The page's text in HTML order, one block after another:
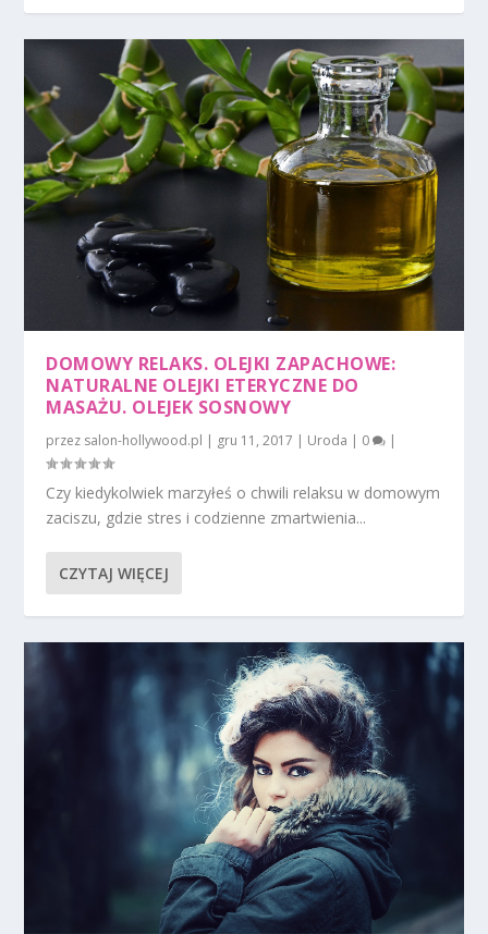
DOMOWY RELAKS. OLEJKI ZAPACHOWE:
NATURALNE OLEJKI ETERYCZNE DO
MASAŻU. OLEJEK SOSNOWY
przez salon-hollywood.pl | gru 11, 2017 | Uroda | 0 |
Czy kiedykolwiek marzyłeś o chwili relaksu w domowym
zaciszu, gdzie stres i codzienne zmartwienia...
CZYTAJ WIĘCEJ